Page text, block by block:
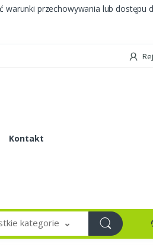
warunki przechowywania lub dostępu
Kontakt
kategorie